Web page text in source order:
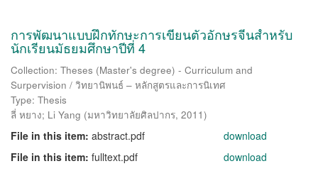
การพัฒนาแบบฝึกทักษะการเขียนตัวอักษรจีนสำหรับ
นักเรียนมัธยมศึกษาปีที่ 4
Collection: Theses (Master's degree) - Curriculum and
Surpervision / วิทยานิพนธ์ – หลักสูตรและการนิเทศ
Type: Thesis
ลี่ หยาง; Li Yang (มหาวิทยาลัยศิลปากร, 2011)
File in this item: abstract.pdf
download
File in this item: fulltext.pdf download